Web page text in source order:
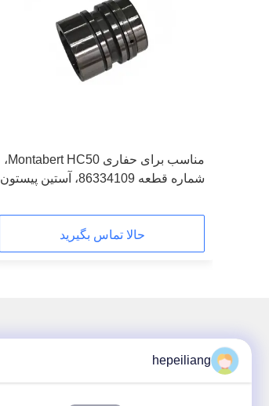
مناسب برای حفاری Montabert HC50،
شماره قطعه 86334109، آستین پیستون
حالا تماس بگیرید
hepeiliang